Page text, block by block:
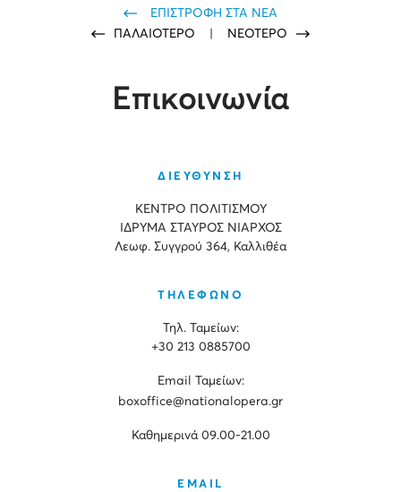
ΕΠΙΣΤΡΟΦΗ ΣΤΑ ΝΕΑ
ΠΑΛΑΙΟΤΕΡΟ
ΝΕΟΤΕΡΟ
Επικοινωνία
ΔΙΕΥΘΥΝΣΗ
ΚΕΝΤΡΟ ΠΟΛΙΤΙΣΜΟΥ
ΙΔΡΥΜΑ ΣΤΑΥΡΟΣ ΝΙΑΡΧΟΣ
Λεωφ. Συγγρού 364, Καλλιθέα
ΤΗΛΕΦΩΝΟ
Τηλ. Ταμείων:
+30 213 0885700
Εmail Ταμείων:
boxoffice@nationalopera.gr
Καθημερινά 09.00-21.00
EMAIL